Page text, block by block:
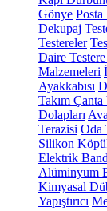
Gönye Posta
Dekupaj
Testereler
Daire Testere
Malzemeleri
Ayakkabısı
Takım
Dolapları
Terazisi Oda
Silikon
Elektrik
Alüminyum
Kimyasal
Yapıştırıcı